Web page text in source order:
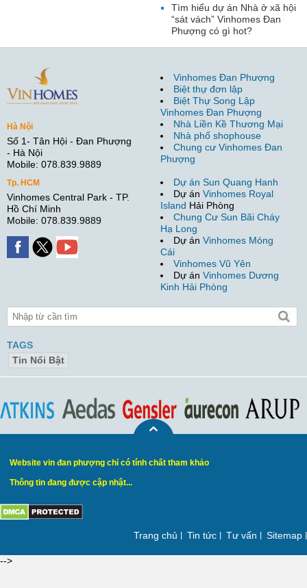
Tìm hiểu dự án Nhà ở xã hội
“sát vách” Vinhomes Đan
Phượng có gì hot?
Hà Nội
Số 1- Tân Hội - Đan Phượng
- Hà Nội
Mobile: 078.839.9889
Tp. HCM
Vinhomes Central Park - TP.
Hồ Chí Minh
Mobile: 078.839.9889
Vinhomes Đan Phượng
Biệt thự đơn lập
Biệt Thự Song Lập
Vinhomes Đan Phượng
Nhà Liền Kề Thương Mại
Nhà phố shophouse
Chung cư Vinhomes Đan
Phượng
Dự án Sun Quang Hanh
Dự án Vinhomes Royal
Island Hải Phòng
Chung Cư Sun Bãi Cháy
Hạ Long
Dự án Vinhomes Móng
Cái
Vinhomes Vũ Yên
Dự án Vinhomes Dương
Kinh Hải Phòng
TAGS
Tin Nổi Bật
Website vin đan phượng chỉ có tính chất tham khảo
Thông tin đang được cập nhật...
Trang chủ Tin tức Tư vấn Sitemap
-->